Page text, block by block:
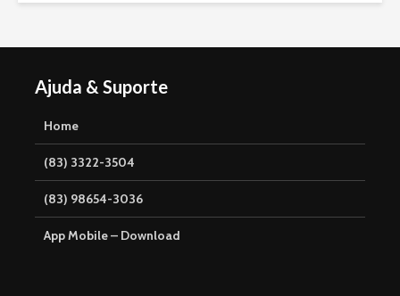
Ajuda & Suporte
Home
(83) 3322-3504
(83) 98654-3036
App Mobile – Download